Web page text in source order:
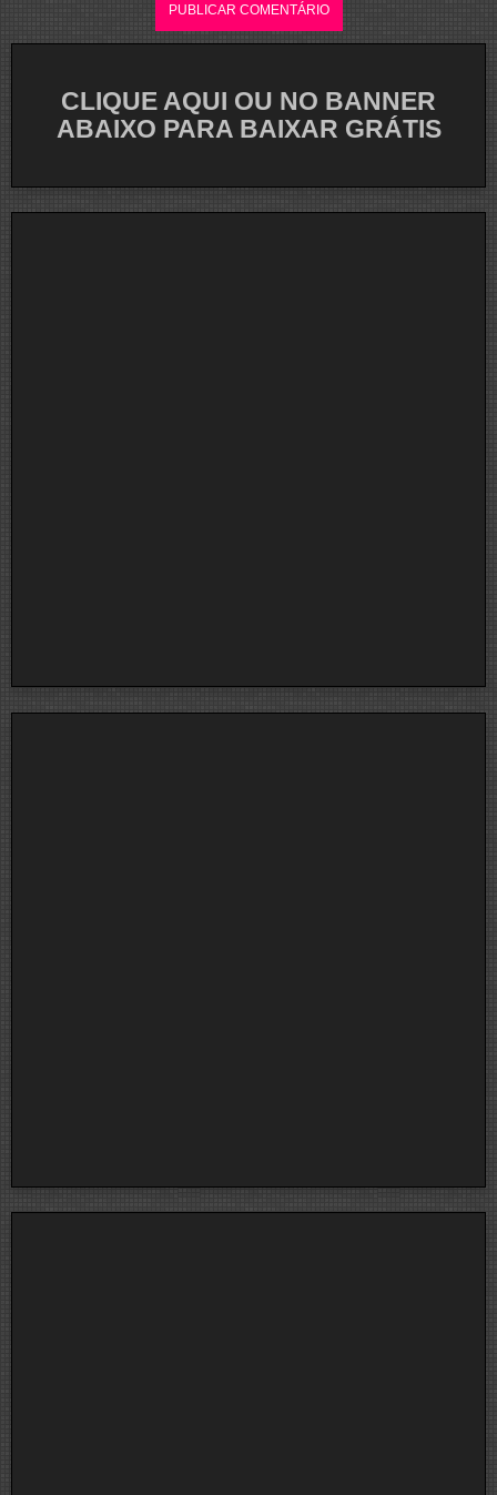
CLIQUE AQUI OU NO BANNER
ABAIXO PARA BAIXAR GRÁTIS